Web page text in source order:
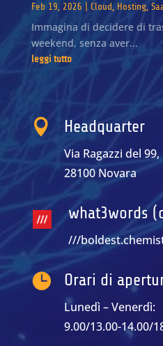
Feb 19, 2026 Cloud, Hosting,
Immagina di decidere di
weekend, senza aver...
leggi tutto
 Headquarter
Via Ragazzi del 99,
28100 Novara
what3words
///
 Orari di
Lunedì – Venerdì:
9.00/13.00-14.00/